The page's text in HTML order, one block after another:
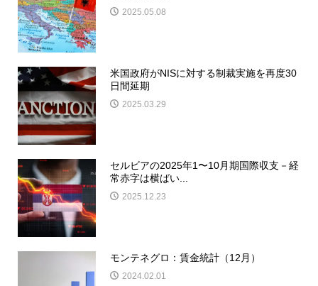
2025.05.08
米国政府がNISに対する制裁実施を再度30
日間延期
2025.03.29
セルビアの2025年1〜10月期国際収支－経
常赤字は横ばい...
2025.12.23
モンテネグロ：賃金統計（12月）
2024.02.01